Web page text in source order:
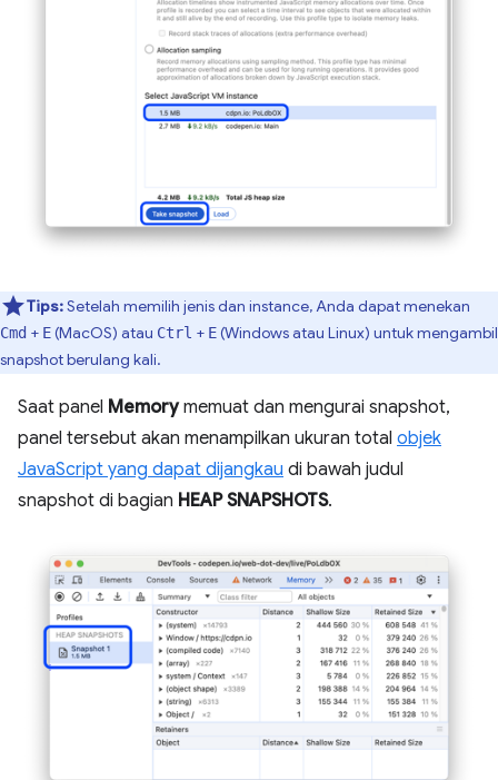
Tips:Setelah memilih jenis dan instance, Anda dapat menekan
Cmd + E(MacOS) atau Ctrl + E(Windows atau Linux) untuk mengambil
snapshot berulang kali.
Saat panel Memorymemuat dan mengurai snapshot,
panel tersebut akan menampilkan ukuran total objek
JavaScript yang dapat dijangkau di bawah judul
snapshot di bagian HEAP SNAPSHOTS.